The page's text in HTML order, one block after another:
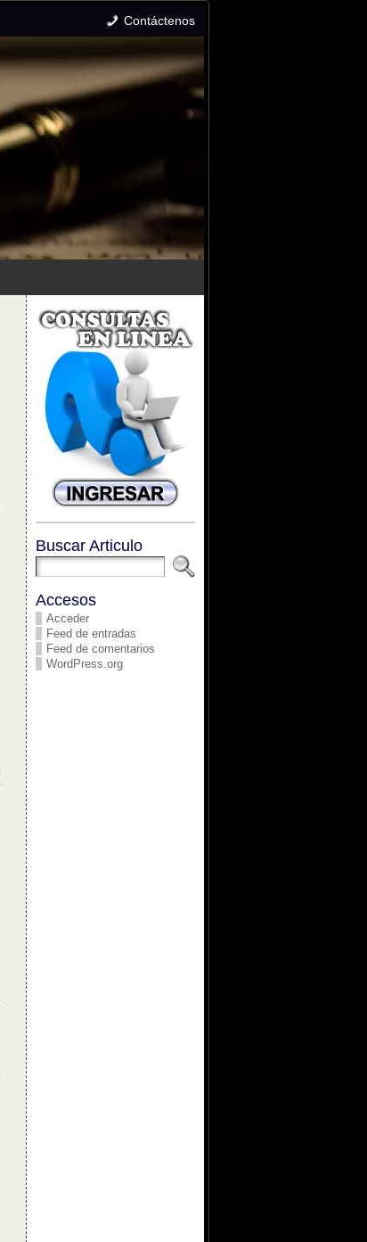
Contáctenos
Buscar Articulo
Accesos
Acceder
Feed de entradas
Feed de comentarios
WordPress.org